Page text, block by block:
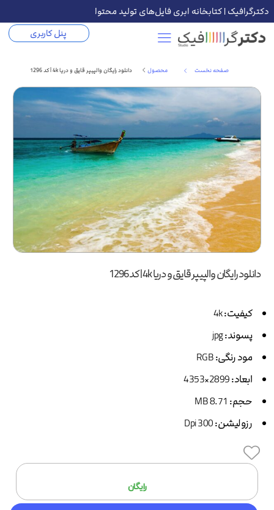
دکترگرافیک | کتابخانه ابری فایل‌های تولید محتوا
پنل کاربری
صفحه نخست محصول دانلود رایگان والپیپر قایق و دریا 4k | کد 1296
رایگان
دانلود رایگان والپیپر قایق و دریا 4k | کد 1296
کیفیت:4k
پسوند:jpg
مود رنگی:
ابعاد:
حجم:
رزولیشن: